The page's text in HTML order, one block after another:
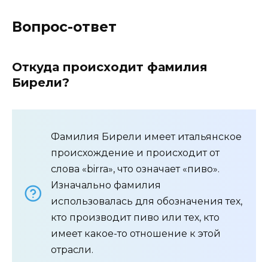
Вопрос-ответ
Откуда происходит фамилия
Бирели?
Фамилия Бирели имеет итальянское
происхождение и происходит от
слова «birra», что означает «пиво».
Изначально фамилия
использовалась для обозначения тех,
кто производит пиво или тех, кто
имеет какое-то отношение к этой
отрасли.